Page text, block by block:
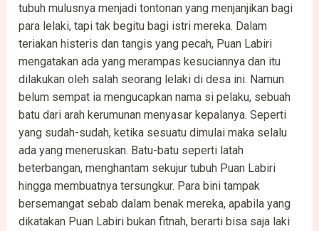
tubuh mulusnya menjadi tontonan yang menjanjikan bagi
para lelaki, tapi tak begitu bagi istri mereka. Dalam
teriakan histeris dan tangis yang pecah, Puan Labiri
mengatakan ada yang merampas kesuciannya dan itu
dilakukan oleh salah seorang lelaki di desa ini. Namun
belum sempat ia mengucapkan nama si pelaku, sebuah
batu dari arah kerumunan menyasar kepalanya. Seperti
yang sudah-sudah, ketika sesuatu dimulai maka selalu
ada yang meneruskan. Batu-batu seperti latah
beterbangan, menghantam sekujur tubuh Puan Labiri
hingga membuatnya tersungkur. Para bini tampak
bersemangat sebab dalam benak mereka, apabila yang
dikatakan Puan Labiri bukan fitnah, berarti bisa saja laki